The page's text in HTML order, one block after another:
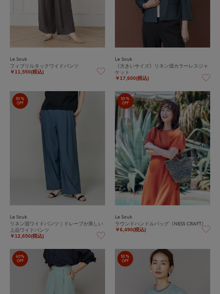
Le Souk
フィブリルタックワイドパンツ
￥11,550(税込)
Le Souk
《大きいサイズ》リネン混カラーレスジャ
ケット
￥17,600(税込)
50%
OFF
Le Souk
リネン混ワイドパンツ｜ドレープが美しい
上品ワイドパンツ
￥12,650(税込)
50%
OFF
Le Souk
ラウンドハンドルバッグ《NESS CRAFT》
￥6,490(税込)
60%
OFF
50%
OFF